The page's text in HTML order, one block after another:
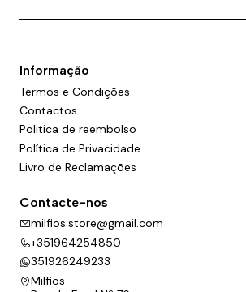
Informação
Termos e Condições
Contactos
Politica de reembolso
Política de Privacidade
Livro de Reclamações
Contacte-nos
milfios.store@gmail.com
+351964254850
351926249233
Milfios